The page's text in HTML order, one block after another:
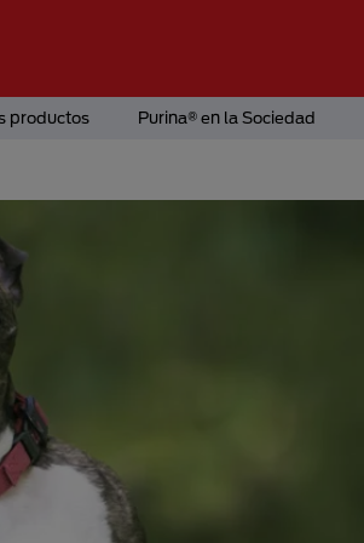
productos Purina® en la Sociedad